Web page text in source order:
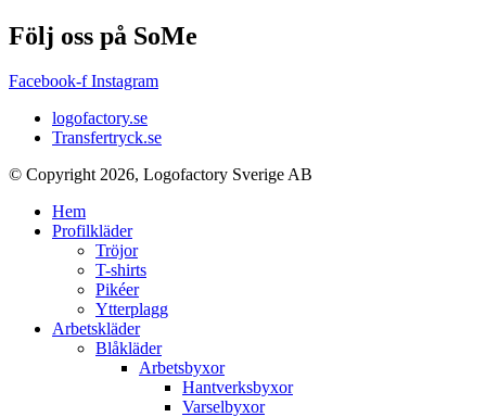
Följ oss på SoMe
Facebook-f Instagram
logofactory.se
Transfertryck.se
© Copyright 2026, Logofactory Sverige AB
Hem
Profilkläder
Tröjor
T-shirts
Pikéer
Ytterplagg
Arbetskläder
Blåkläder
Arbetsbyxor
Hantverksbyxor
Varselbyxor